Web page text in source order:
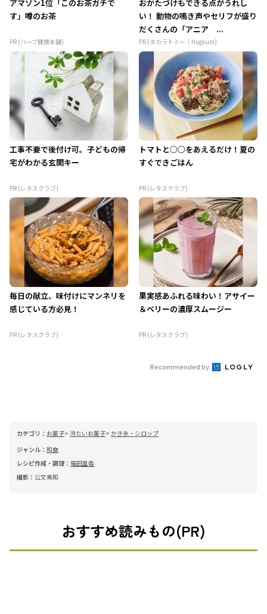
アマゾン1位「このお茶ガチで
す」噂のお茶
PR (ハーブ健康本舗)
おかたづけもできる点がうれし
い！ 動物の鳴き声やセリフが盛り
だくさんの「アニア ...
PR (タカラトミー｜Hugkum)
工事不要で後付け可。子どもの帰
宅がわかる玄関キー
PR (レタスクラブ)
トマトと○○をあえるだけ！夏の
すぐできごはん
PR (レタスクラブ)
毎日の献立、味付けにマンネリを
感じている方必見！
PR (レタスクラブ)
果実感あふれる味わい！アサイー
＆ベリーの濃厚スムージー
PR (レタスクラブ)
Recommended by
カテゴリ： お菓子 冷たいお菓子
かき氷・シロップ
ジャンル： 和食
レシピ作成・調理： 福田里香
撮影： 公文美和
おすすめ読みもの(PR)